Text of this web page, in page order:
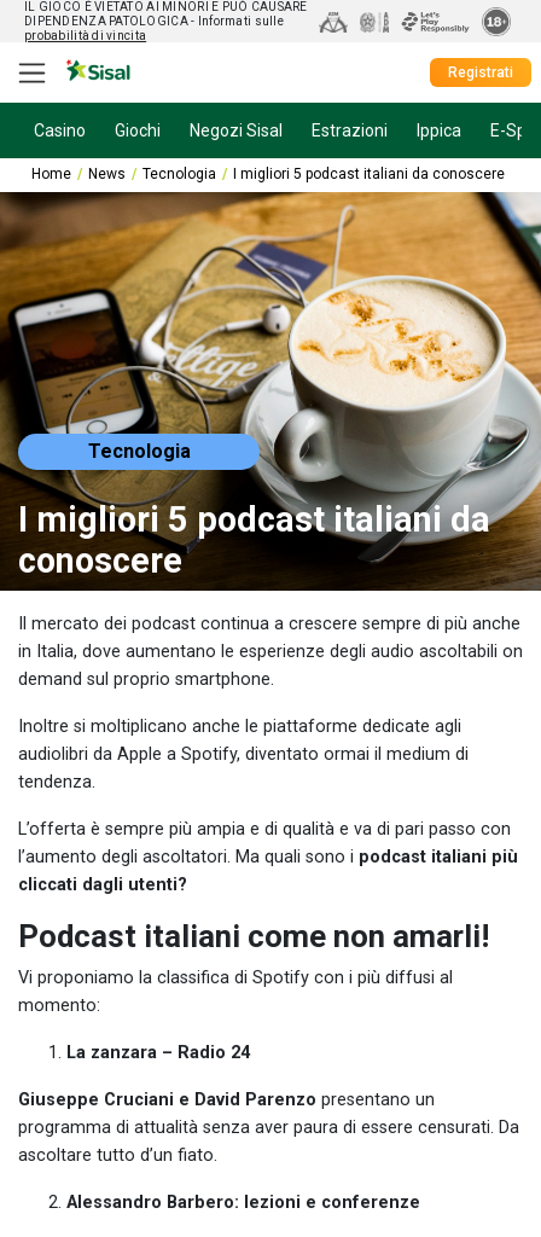
IL GIOCO È VIETATO AI MINORI E PUÒ CAUSARE
DIPENDENZA PATOLOGICA - Informati sulle
probabilità di vincita
Registrati
Casino Giochi Negozi Sisal Estrazioni Ippica E-
Home News Tecnologia I migliori 5 podcast italiani da conoscere
Tecnologia
I migliori 5 podcast italiani da
conoscere
Il mercato dei podcast continua a crescere sempre di più anche
in Italia, dove aumentano le esperienze degli audio ascoltabili on
demand sul proprio smartphone.
Inoltre si moltiplicano anche le piattaforme dedicate agli
audiolibri da Apple a Spotify, diventato ormai il medium di
tendenza.
L’offerta è sempre più ampia e di qualità e va di pari passo con
l’aumento degli ascoltatori. Ma quali sono i podcast italiani più
cliccati dagli utenti?
Podcast italiani come non amarli!
Vi proponiamo la classifica di Spotify con i più diffusi al
momento:
La zanzara – Radio 24
Giuseppe Cruciani e David Parenzo presentano un
programma di attualità senza aver paura di essere censurati. Da
ascoltare tutto d’un fiato.
Alessandro Barbero: lezioni e conferenze